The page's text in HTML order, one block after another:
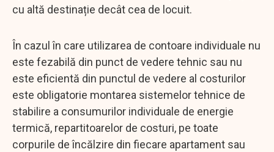
cu altă destinație decât cea de locuit.
În cazul în care utilizarea de contoare individuale nu
este fezabilă din punct de vedere tehnic sau nu
este eficientă din punctul de vedere al costurilor
este obligatorie montarea sistemelor tehnice de
stabilire a consumurilor individuale de energie
termică, repartitoarelor de costuri, pe toate
corpurile de încălzire din fiecare apartament sau